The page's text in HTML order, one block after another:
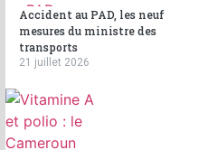
Accident au PAD, les neuf
mesures du ministre des
transports
21 juillet 2026